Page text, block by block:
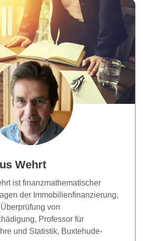
Wehrt
ist finanzmathematischer
der Immobilienfinanzierung,
von
Professor für
und Statistik, Buxtehude-